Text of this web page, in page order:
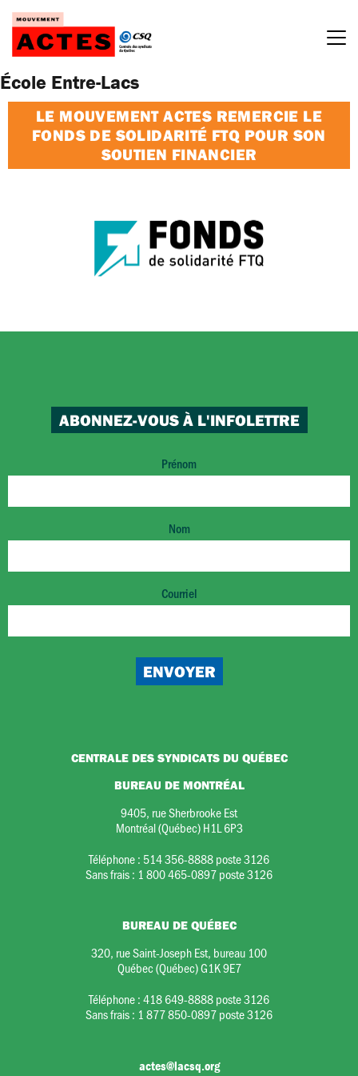
Passer
contenu
École Entre-Lacs
LE MOUVEMENT ACTES REMERCIE LE
FONDS DE SOLIDARITÉ FTQ POUR SON
SOUTIEN FINANCIER
ABONNEZ-VOUS À L'INFOLETTRE
Prénom
Nom
Courriel
CENTRALE DES SYNDICATS DU QUÉBEC
BUREAU DE MONTRÉAL
9405, rue Sherbrooke Est
Montréal (Québec) H1L 6P3
Téléphone : 514 356-8888 poste 3126
Sans frais : 1 800 465-0897 poste 3126
BUREAU DE QUÉBEC
320, rue Saint-Joseph Est, bureau 100
Québec (Québec) G1K 9E7
Téléphone :418 649-8888 poste 3126
Sans frais : 1 877 850-0897 poste 3126
actes@lacsq.org